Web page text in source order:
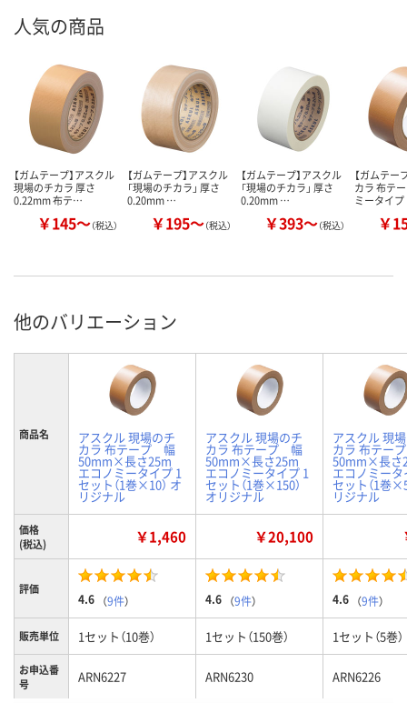
人気の商品
【ガムテープ】アスクル
現場のチカラ 厚さ
0.22mm 布テ…
￥145～（税込）
【ガムテープ】アスクル
「現場のチカラ」 厚さ
0.20mm …
￥195～（税込）
【ガムテープ】アスクル
「現場のチカラ」 厚さ
0.20mm …
￥393～（税込）
【ガムテー
カラ 布テ
ミータイプ
￥
他のバリエーション
商品名 アスクル 現場のチ
カラ 布テープ 幅
50mm×長さ25m
エコノミータイプ 1
セット（1巻×10） オ
リジナル
アスクル 現場のチ
カラ 布テープ 幅
50mm×長さ25m
エコノミータイプ 1
セット（1巻×150）
オリジナル
アスクル 現
カラ 布テー
50mm×長
エコノミータ
セット（1巻
リジナル
価格
(税込)
￥1,460 ￥20,100
評価
4.6 （9件） 4.6 （9件） 4.6 （9件）
販売単位 1セット（10巻） 1セット（150巻） 1セット（5巻）
お申込番
号
ARN6227 ARN6230 ARN6226